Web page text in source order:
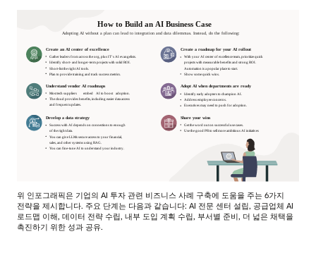
위 인포그래픽은 기업의 AI 투자 관련 비즈니스 사례 구축에 도움을 주는 6가지
전략을 제시합니다. 주요 단계는 다음과 같습니다: AI 전문 센터 설립, 공급업체 AI
로드맵 이해, 데이터 전략 수립, 내부 도입 계획 수립, 부서별 준비, 더 넓은 채택을
촉진하기 위한 성과 공유.